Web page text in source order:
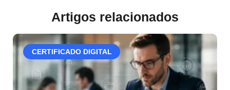
Artigos relacionados
CERTIFICADO DIGITAL